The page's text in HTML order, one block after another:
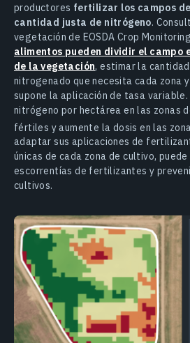
productores fertilizar los campos
cantidad justa de nitrógeno.
vegetación de EOSDA Crop
alimentos pueden dividir el campo
de la vegetación, estimar la
nitrogenado que necesita cada zona
supone la aplicación de tasa variable.
nitrógeno por hectárea en las zonas
fértiles y aumente la dosis en las
adaptar sus aplicaciones de
únicas de cada zona de cultivo,
escorrentías de fertilizantes y
cultivos.